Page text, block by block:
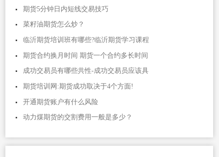
期货5分钟日内短线交易技巧
菜籽油期货怎么炒？
临沂期货培训班有哪些?临沂期货学习课程
期货合约换月时间 期货一个合约多长时间
成功交易员有哪些共性-成功交易员应该具
期货培训网:期货成功取决于4个方面!
开通期货账户有什么风险
动力煤期货的交割费用一般是多少？